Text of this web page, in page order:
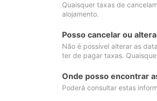
Quaisquer taxas de
alojamento.
Posso cancelar ou
Não é possível alterar as
ter de pagar taxas.
Onde posso encontrar
Poderá consultar estas